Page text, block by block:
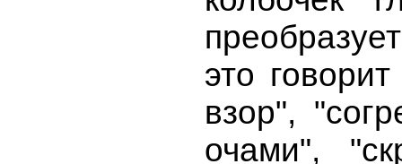
это
взор",
очами",